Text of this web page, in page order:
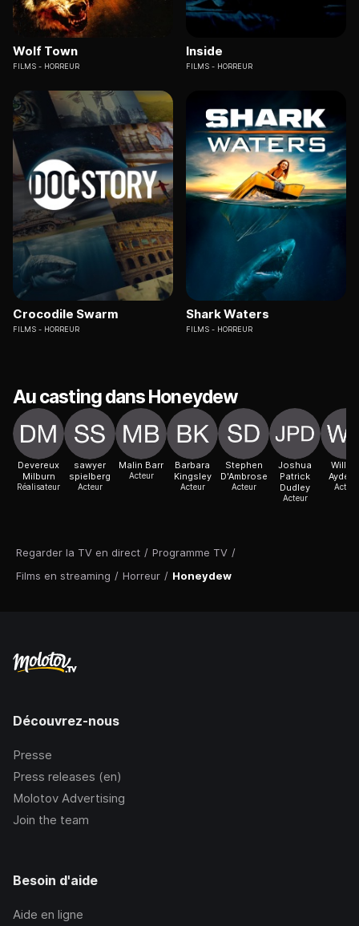
Regarder la TV en direct / Programme TV /
Films en streaming / Horreur / Honeydew
Wolf Town
FILMS HORREUR
Inside
FILMS HORREUR
Crocodile Swarm
FILMS HORREUR
Shark Waters
FILMS HORREUR
Au casting dans Honeydew
Devereux
Milburn
Réalisateur
sawyer
spielberg
Acteur
Malin Barr
Acteur
Barbara
Kingsley
Acteur
Stephen
D'Ambrose
Acteur
Joshua
Patrick
Dudley
Acteur
Acteur
Découvrez-nous
Presse
Press releases (en)
Molotov Advertising
Join the team
Besoin d'aide
Aide en ligne